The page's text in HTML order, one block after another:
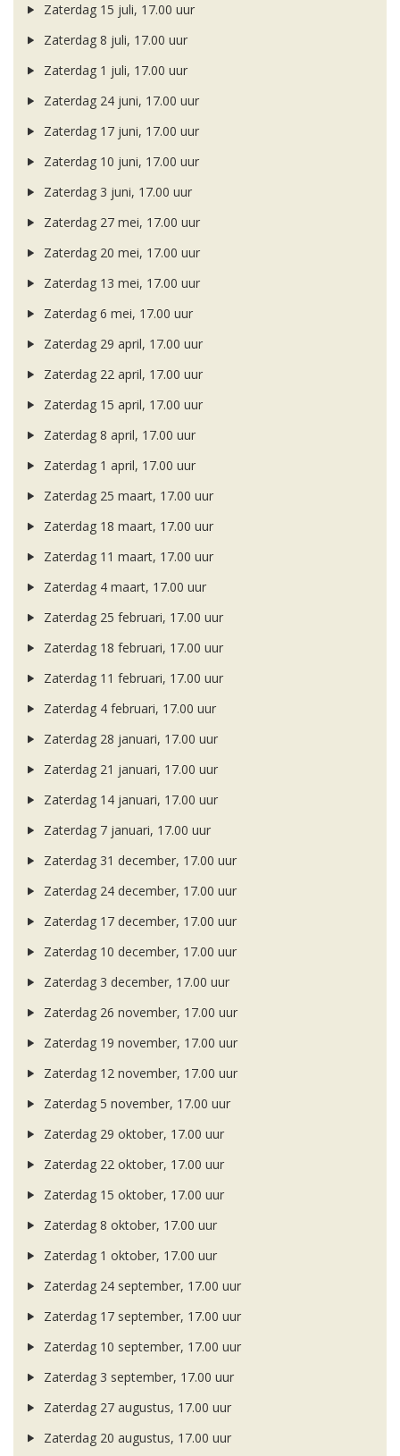
Zaterdag 15 juli, 17.00 uur
Zaterdag 8 juli, 17.00 uur
Zaterdag 1 juli, 17.00 uur
Zaterdag 24 juni, 17.00 uur
Zaterdag 17 juni, 17.00 uur
Zaterdag 10 juni, 17.00 uur
Zaterdag 3 juni, 17.00 uur
Zaterdag 27 mei, 17.00 uur
Zaterdag 20 mei, 17.00 uur
Zaterdag 13 mei, 17.00 uur
Zaterdag 6 mei, 17.00 uur
Zaterdag 29 april, 17.00 uur
Zaterdag 22 april, 17.00 uur
Zaterdag 15 april, 17.00 uur
Zaterdag 8 april, 17.00 uur
Zaterdag 1 april, 17.00 uur
Zaterdag 25 maart, 17.00 uur
Zaterdag 18 maart, 17.00 uur
Zaterdag 11 maart, 17.00 uur
Zaterdag 4 maart, 17.00 uur
Zaterdag 25 februari, 17.00 uur
Zaterdag 18 februari, 17.00 uur
Zaterdag 11 februari, 17.00 uur
Zaterdag 4 februari, 17.00 uur
Zaterdag 28 januari, 17.00 uur
Zaterdag 21 januari, 17.00 uur
Zaterdag 14 januari, 17.00 uur
Zaterdag 7 januari, 17.00 uur
Zaterdag 31 december, 17.00 uur
Zaterdag 24 december, 17.00 uur
Zaterdag 17 december, 17.00 uur
Zaterdag 10 december, 17.00 uur
Zaterdag 3 december, 17.00 uur
Zaterdag 26 november, 17.00 uur
Zaterdag 19 november, 17.00 uur
Zaterdag 12 november, 17.00 uur
Zaterdag 5 november, 17.00 uur
Zaterdag 29 oktober, 17.00 uur
Zaterdag 22 oktober, 17.00 uur
Zaterdag 15 oktober, 17.00 uur
Zaterdag 8 oktober, 17.00 uur
Zaterdag 1 oktober, 17.00 uur
Zaterdag 24 september, 17.00 uur
Zaterdag 17 september, 17.00 uur
Zaterdag 10 september, 17.00 uur
Zaterdag 3 september, 17.00 uur
Zaterdag 27 augustus, 17.00 uur
Zaterdag 20 augustus, 17.00 uur